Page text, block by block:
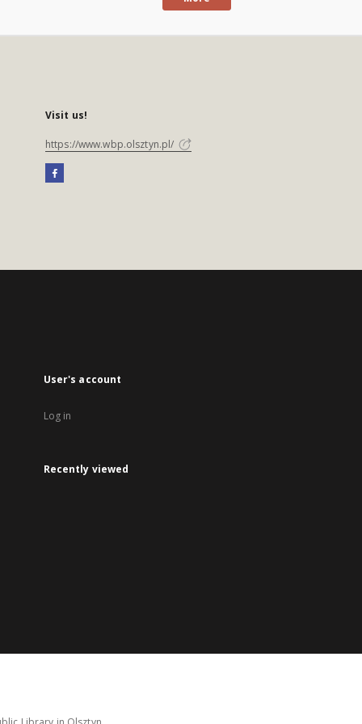
Visit us!
https://www.wbp.olsztyn.pl/
User's account
Log in
Recently viewed